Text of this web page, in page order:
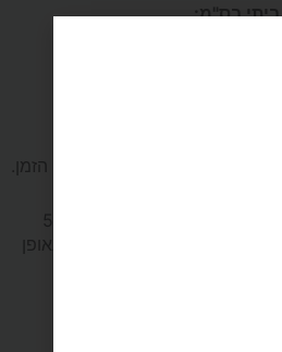
ביתי בס"מ:
בבניין ללא מעלית מקומה 2 ומעלה יש תוספת הובלה של 50
ש"ח לכל קומה. מעל קומה 4 ללא מעלית, יש להזמין מנוף באופן
בתיאום טלפוני בלבד עם